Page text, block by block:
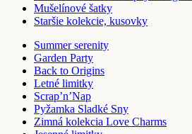
Mušelínové šatky
Staršie kolekcie, kusovky
Summer serenity
Garden Party
Back to Origins
Letné limitky
Scrap’n’Nap
Pyžamka Sladké Sny
Zimná kolekcia Love Charms